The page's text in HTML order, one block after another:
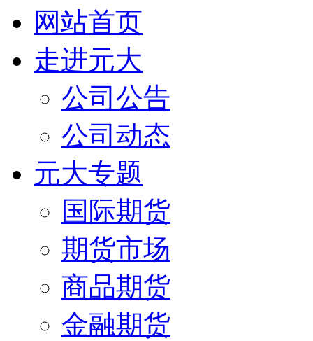
网站首页
走进元大
公司公告
公司动态
元大专题
国际期货
期货市场
商品期货
金融期货